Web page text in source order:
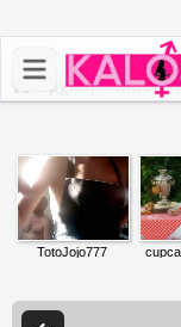
Αρχική >Μασάζ /